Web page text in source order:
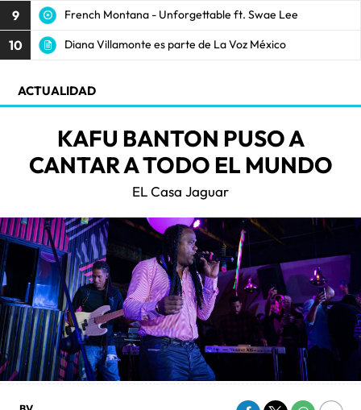
9 French Montana - Unforgettable ft. Swae Lee
10 Diana Villamonte es parte de La Voz México
ACTUALIDAD
KAFU BANTON PUSO A
CANTAR A TODO EL MUNDO
EL Casa Jaguar